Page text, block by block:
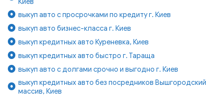
выкуп авто с просрочками по кредиту г. Киев
выкуп авто бизнес-класса г. Киев
выкуп кредитных авто Куреневка, Киев
выкуп кредитных авто быстро г. Тараща
выкуп авто с долгами срочно и выгодно г. Киев
выкуп кредитных авто без посредников Вышгородский
массив, Киев